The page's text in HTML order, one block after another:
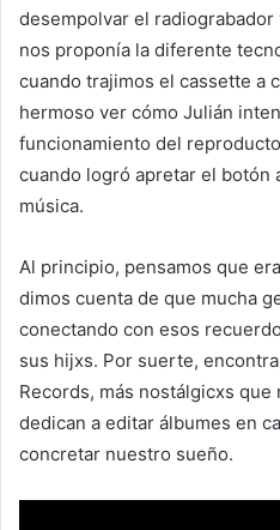
desempolvar el
nos proponía la diferente
cuando trajimos el cassette a
hermoso ver cómo Julián
funcionamiento del
cuando logró apretar el botón
música.
Al principio, pensamos que
dimos cuenta de que mucha
conectando con esos
sus hijxs. Por suerte,
Records, más nostálgicxs
dedican a editar álbumes en
concretar nuestro sueño.